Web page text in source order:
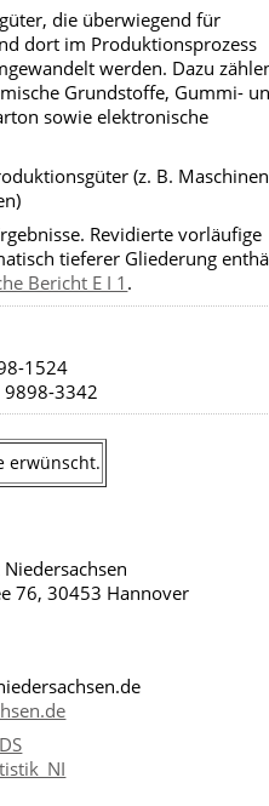
die überwiegend für
dort im Produktionsprozess
werden. Dazu
Grundstoffe, Gummi-
sowie elektronische
(z. B.
Revidierte vorläufige
tieferer Gliederung
Bericht E I 1 .
1524
9898-3342
erwünscht.
76, 30453 Hannover